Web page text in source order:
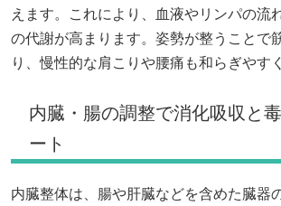
えます。これにより、血液やリンパの流
の代謝が高まります。姿勢が整うことで
り、慢性的な肩こりや腰痛も和らぎやす
内臓・腸の調整で消化吸収と
ート
内臓整体は、腸や肝臓などを含めた臓器